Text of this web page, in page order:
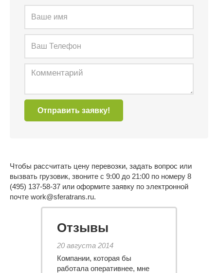
Отправить заявку!
Чтобы рассчитать цену перевозки, задать вопрос или
вызвать грузовик, звоните с 9:00 до 21:00 по номеру 8
(495) 137-58-37 или оформите заявку по электронной
почте work@sferatrans.ru.
Отзывы
20 августа 2014
Компании, которая бы
работала оперативнее, мне